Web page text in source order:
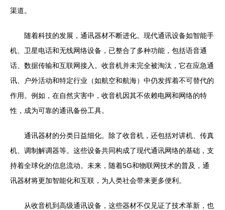
渠道。
随着科技的发展，通讯器材不断进化。现代通讯设备如智能手
机、卫星电话和无线网络设备，已整合了多种功能，包括语音通
话、数据传输和互联网接入。收音机并未完全被淘汰，它在应急通
讯、户外活动和特定行业（如航空和航海）中仍发挥着不可替代的
作用。例如，在自然灾害中，收音机因其不依赖电网和网络的特
性，成为可靠的通讯备份工具。
通讯器材的分类日益细化。除了收音机，还包括对讲机、传真
机、调制解调器等。这些设备共同构成了现代通讯网络的基础，支
持着全球化的信息流动。未来，随着5G和物联网技术的普及，通
讯器材将更加智能化和互联，为人类社会带来更多便利。
从收音机到高级通讯设备，这些器材不仅见证了技术革新，也